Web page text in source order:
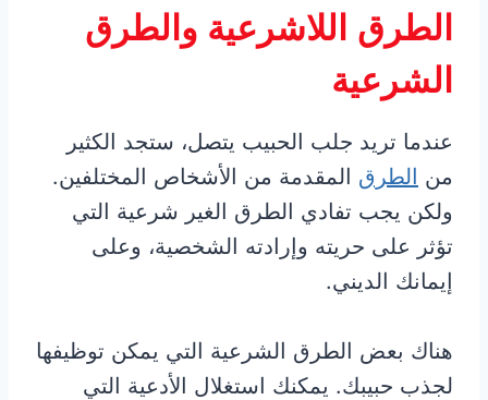
الطرق اللاشرعية والطرق
الشرعية
عندما تريد جلب الحبيب يتصل، ستجد الكثير
من الطرق المقدمة من الأشخاص المختلفين.
ولكن يجب تفادي الطرق الغير شرعية التي
تؤثر على حريته وإرادته الشخصية، وعلى
إيمانك الديني.
هناك بعض الطرق الشرعية التي يمكن توظيفها
لجذب حبيبك. يمكنك استغلال الأدعية التي